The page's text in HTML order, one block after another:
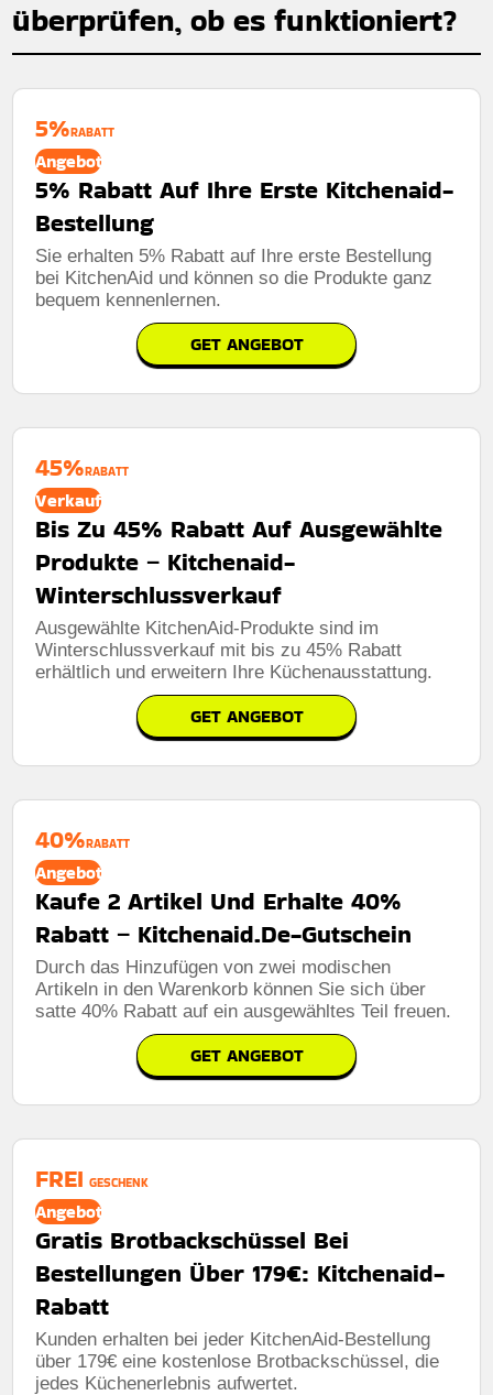
überprüfen, ob es funktioniert?
5%RABATT
Angebot
5% Rabatt Auf Ihre Erste Kitchenaid-
Bestellung
Sie erhalten 5% Rabatt auf Ihre erste Bestellung
bei KitchenAid und können so die Produkte ganz
bequem kennenlernen.
GET ANGEBOT
45%RABATT
Verkauf
Bis Zu 45% Rabatt Auf Ausgewählte
Produkte – Kitchenaid-
Winterschlussverkauf
Ausgewählte KitchenAid-Produkte sind im
Winterschlussverkauf mit bis zu 45% Rabatt
erhältlich und erweitern Ihre Küchenausstattung.
GET ANGEBOT
40%RABATT
Angebot
Kaufe 2 Artikel Und Erhalte 40%
Rabatt – Kitchenaid.De-Gutschein
Durch das Hinzufügen von zwei modischen
Artikeln in den Warenkorb können Sie sich über
satte 40% Rabatt auf ein ausgewähltes Teil freuen.
GET ANGEBOT
FREI GESCHENK
Angebot
Gratis Brotbackschüssel Bei
Bestellungen Über 179€: Kitchenaid-
Rabatt
Kunden erhalten bei jeder KitchenAid-Bestellung
über 179€ eine kostenlose Brotbackschüssel, die
jedes Küchenerlebnis aufwertet.